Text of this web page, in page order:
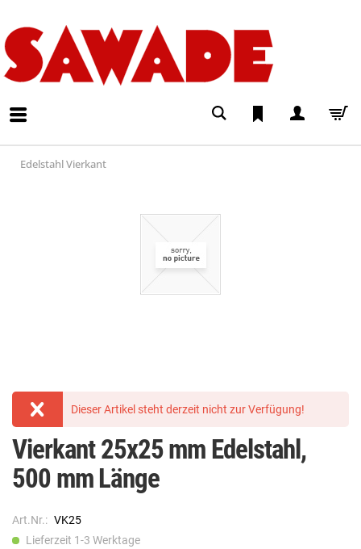
Edelstahl Vierkant
Dieser Artikel steht derzeit nicht zur Verfügung!
Vierkant 25x25 mm Edelstahl,
500 mm Länge
Art.Nr.: VK25
Lieferzeit 1-3 Werktage